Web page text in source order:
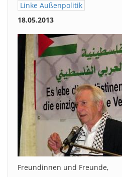
Linke Außenpolitik
18.05.2013
Freundinnen und Freunde,